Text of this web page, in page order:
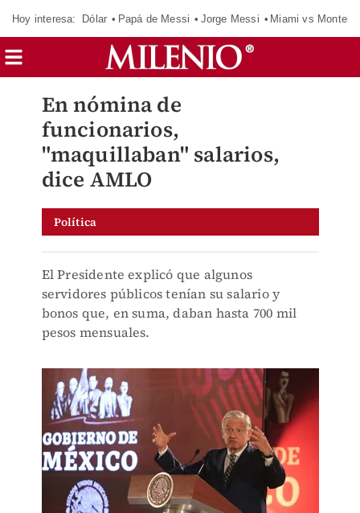
Hoy interesa: Dólar Papá de Messi Jorge Messi Miami vs
En nómina de
funcionarios,
"maquillaban" salarios,
dice AMLO
Política
El Presidente explicó que algunos
servidores públicos tenían su salario y
bonos que, en suma, daban hasta 700 mil
pesos mensuales.